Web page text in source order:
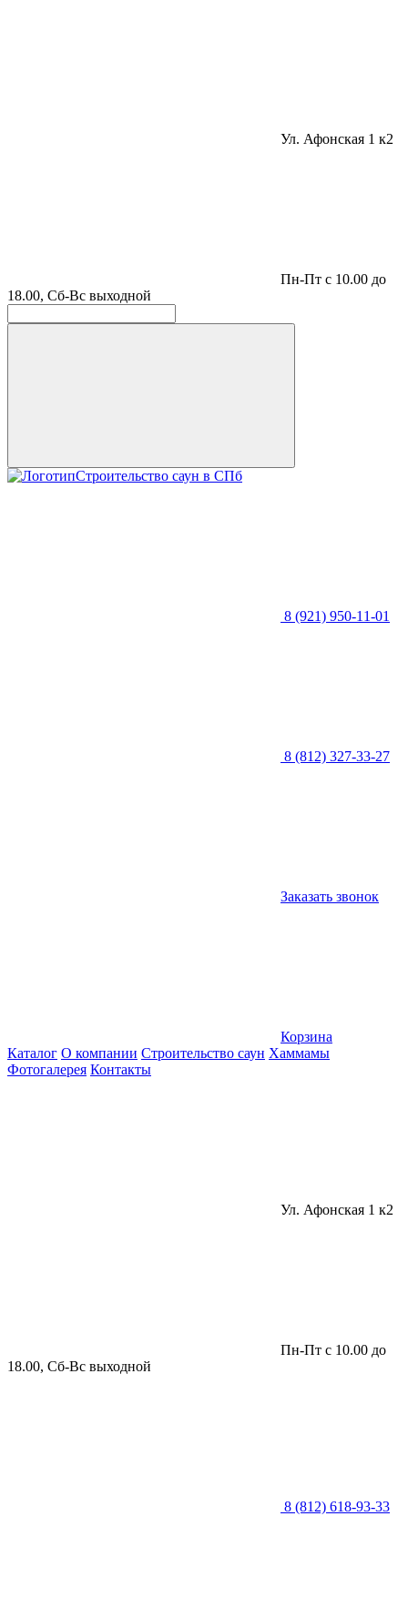
Ул. Афонская 1 к2
Пн-Пт с 10.00 до
18.00, Сб-Вс выходной
Строительство саун в СПб
8 (921) 950-11-01
8 (812) 327-33-27
Заказать звонок
Корзина
Каталог О компании Строительство саун Хаммамы
Фотогалерея Контакты
Ул. Афонская 1 к2
Пн-Пт с 10.00 до
18.00, Сб-Вс выходной
8 (812) 618-93-33